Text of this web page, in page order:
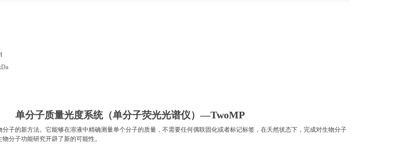
单分子质量光度系统（单分子荧光光谱仪）—TwoMP
子的新方法。它能够在溶液中精确测量单个分子的质量，不需要任何偶联固化或者标记标签，在天然状态下，完成对生物分子
分子功能研究开辟了新的可能性。